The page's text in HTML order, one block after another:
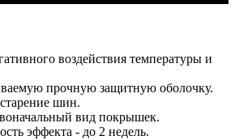
воздействия температуры и
прочную защитную оболочку.
шин.
вид покрышек.
эффекта - до 2 недель.